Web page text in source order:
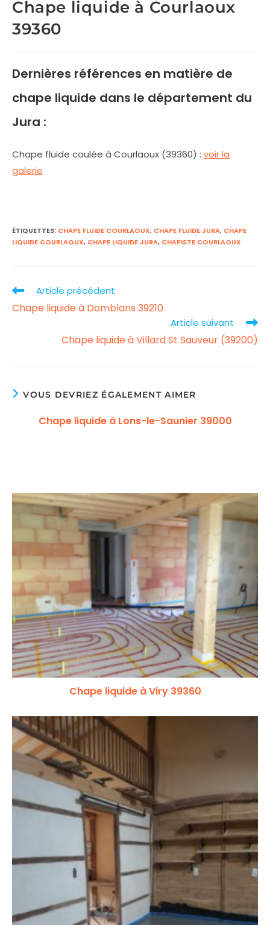
Chape liquide à Courlaoux
39360
Dernières références en matière de
chape liquide dans le département du
Jura :
Chape fluide coulée à Courlaoux (39360) : voir la
galerie
ÉTIQUETTES: CHAPE FLUIDE COURLAOUX, CHAPE FLUIDE JURA, CHAPE
LIQUIDE COURLAOUX, CHAPE LIQUIDE JURA, CHAPISTE COURLAOUX
Read
more
Article précédent
Chape liquide à Domblans 39210
Article suivant
Chape liquide à Villard St Sauveur (39200)
VOUS DEVRIEZ ÉGALEMENT AIMER
Chape liquide à Lons-le-Saunier 39000
Chape liquide à Viry 39360